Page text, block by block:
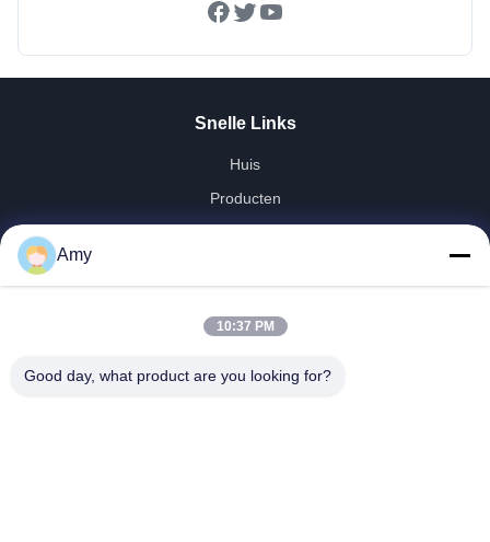
Snelle Links
Huis
Producten
Fabrieksreis
Kwaliteitscontrole
Amy
10:37 PM
Good day, what product are you looking for?